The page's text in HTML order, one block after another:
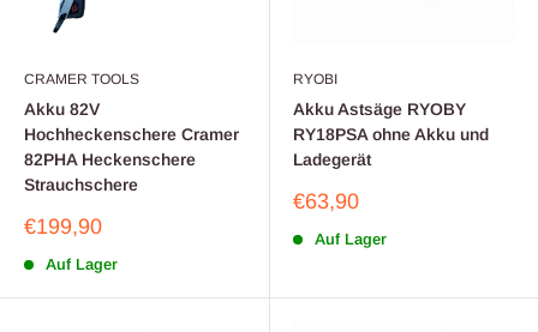
CRAMER TOOLS
Akku 82V
Hochheckenschere Cramer
82PHA Heckenschere
Strauchschere
Sonderpreis
€199,90
Auf Lager
RYOBI
Akku Astsäge RYOBY
RY18PSA ohne Akku und
Ladegerät
Sonderpreis
€63,90
Auf Lager